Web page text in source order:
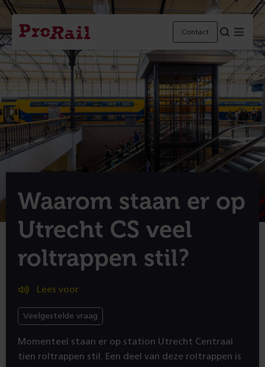
Navigatie
Homepage
ProRail
Contact
Waarom staan er op
Utrecht CS veel
roltrappen stil?
Lees voor
Veelgestelde vraag
Momenteel staan er op station Utrecht Centraal
tien roltrappen stil. Een deel van deze roltrappen is